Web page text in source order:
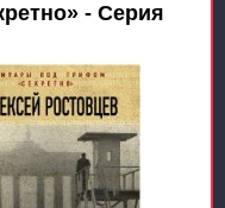
- Серия